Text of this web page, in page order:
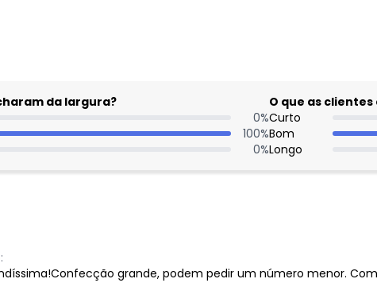
da largura?
0%
100%
0%
O que as
Curto
Bom
Longo
grande, podem pedir um número menor.